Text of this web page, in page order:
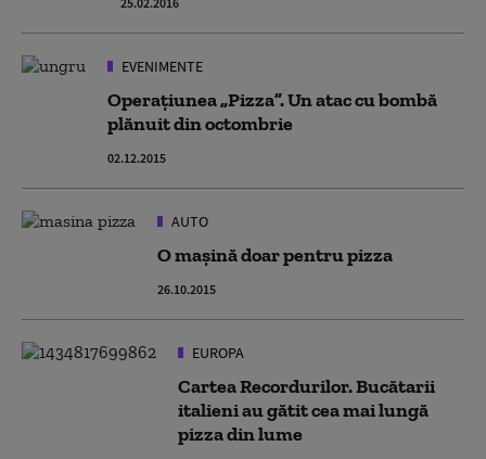
EVENIMENTE
Operațiunea „Pizza”. Un atac cu bombă
plănuit din octombrie
02.12.2015
AUTO
O mașină doar pentru pizza
26.10.2015
EUROPA
Cartea Recordurilor. Bucătarii
italieni au gătit cea mai lungă
pizza din lume